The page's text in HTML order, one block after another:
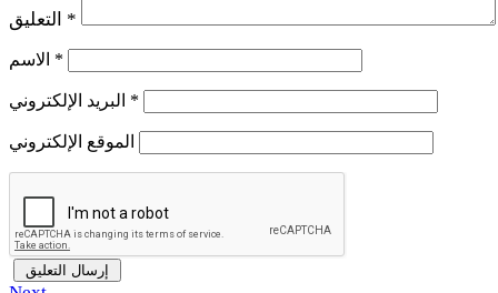
*
*
*
الموقع الإلكتروني